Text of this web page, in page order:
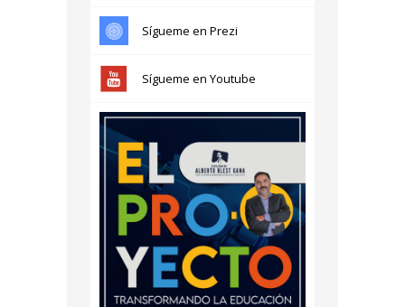
Sígueme en Prezi
Sígueme en Youtube